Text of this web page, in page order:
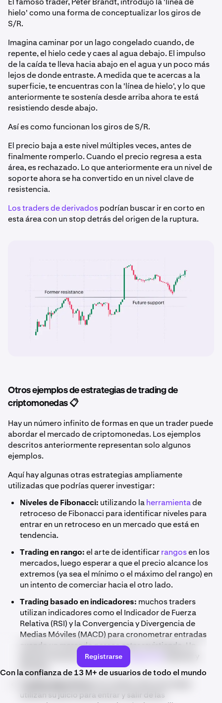
hielo' como una forma de conceptualizar los giros de
S/R.
Imagina caminar por un lago congelado cuando, de
repente, el hielo cede y caes al agua debajo. El impulso
de la caída te lleva hacia abajo en el agua y un poco más
lejos de donde entraste. A medida que te acercas a la
superficie, te encuentras con la 'línea de hielo', y lo que
anteriormente te sostenía desde arriba ahora te está
resistiendo desde abajo.
Así es como funcionan los giros de S/R.
El precio baja a este nivel múltiples veces, antes de
finalmente romperlo. Cuando el precio regresa a esta
área, es rechazado. Lo que anteriormente era un nivel de
soporte ahora se ha convertido en un nivel clave de
resistencia.
Los traders de derivadospodrían buscar ir en corto en
esta área con un stop detrás del origen de la ruptura.
Otros ejemplos de estrategias de trading de
criptomonedas 📋
Hay un número infinito de formas en que un trader puede
abordar el mercado de criptomonedas. Los ejemplos
descritos anteriormente representan solo algunos
ejemplos.
Aquí hay algunas otras estrategias ampliamente
utilizadas que podrías querer investigar:
Niveles de Fibonacci: utilizando laherramientade
retroceso de Fibonacci para identificar niveles para
entrar en un retroceso en un mercado que está en
tendencia.
Trading en rango:el arte de identificarrangosen los
mercados, luego esperar a que el precio alcance los
extremos (ya sea el mínimo o el máximo del rango) en
un intento de comerciar hacia el otro lado.
Trading basado en indicadores: muchos traders
utilizan indicadores como el Indicador de Fuerza
Relativa (RSI) y la Convergencia y Divergencia de
Medias Móviles (MACD) para cronometrar entradas
cuando un mercado parece estar revirtiendo. Un
ejemplo de esto es buscardivergencias
alcistas.
utilizan su juicio para entrar y salir de las
Registrarse
Con la confianza de 13 M+ de usuarios de todo el mundo